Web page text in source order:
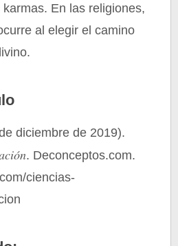
En las religiones,
al elegir el camino
diciembre de 2019).
. Deconceptos.com.
ciencias-